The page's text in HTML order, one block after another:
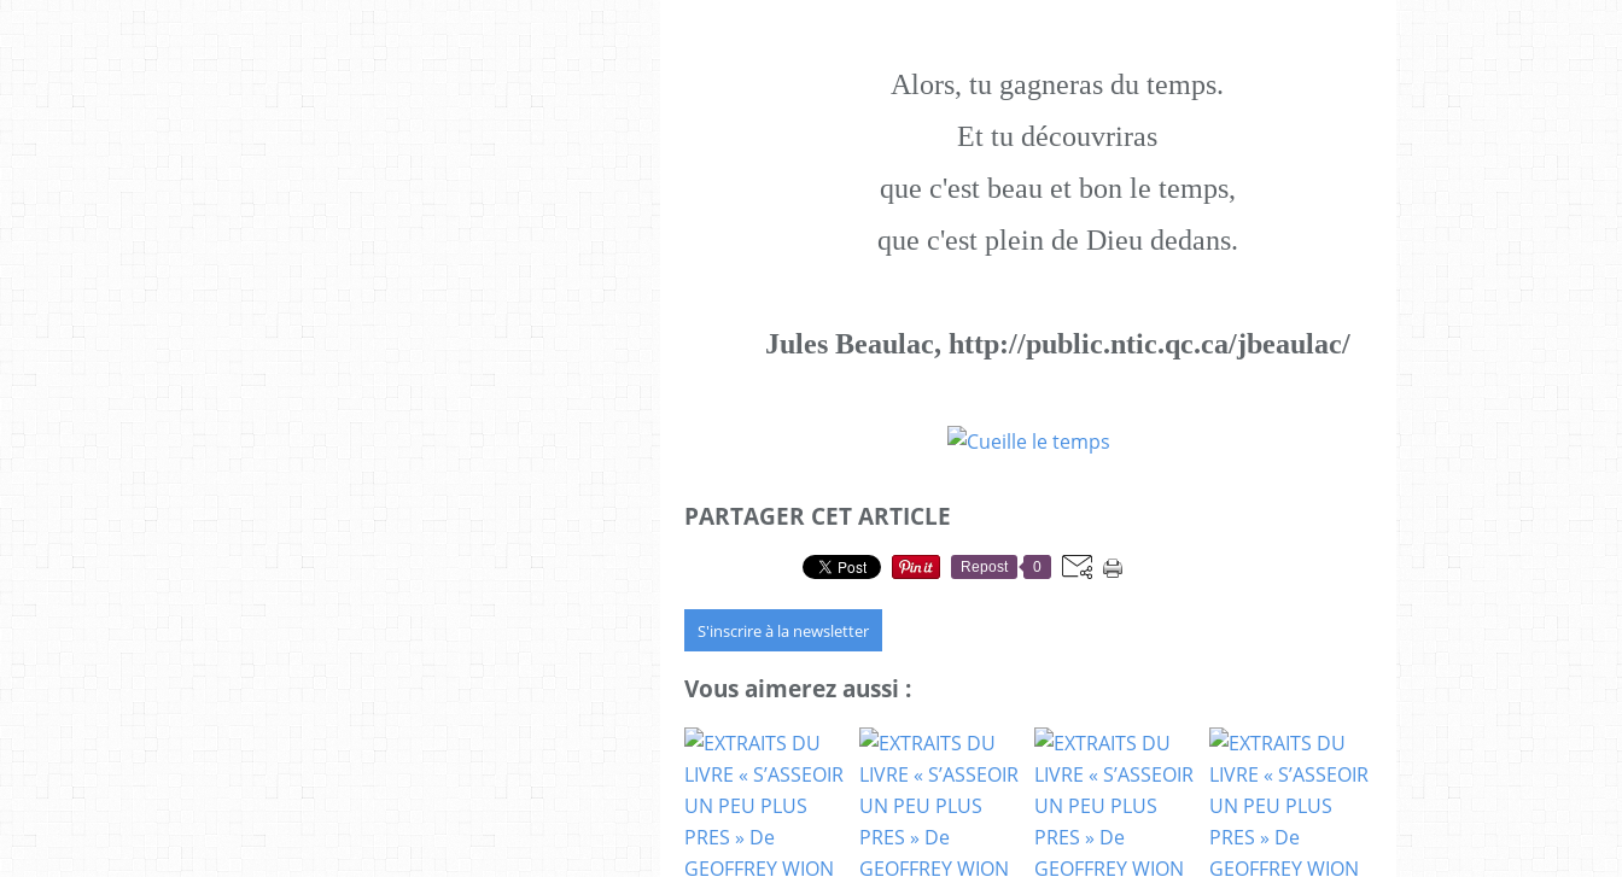
Alors, tu gagneras du temps.
Et tu découvriras
que c'est beau et bon le temps,
que c'est plein de Dieu dedans.
Jules Beaulac, http://public.ntic.qc.ca/jbeaulac/
PARTAGER CET ARTICLE
Repost 0
S'inscrire à la newsletter
Vous aimerez aussi :